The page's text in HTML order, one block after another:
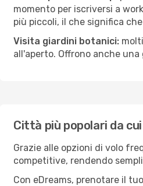
momento per iscriversi a
più piccoli, il che significa
Visita giardini botanici:
all'aperto. Offrono anche
Città più popolari da
Grazie alle opzioni di volo
competitive, rendendo
Con eDreams, prenotare il